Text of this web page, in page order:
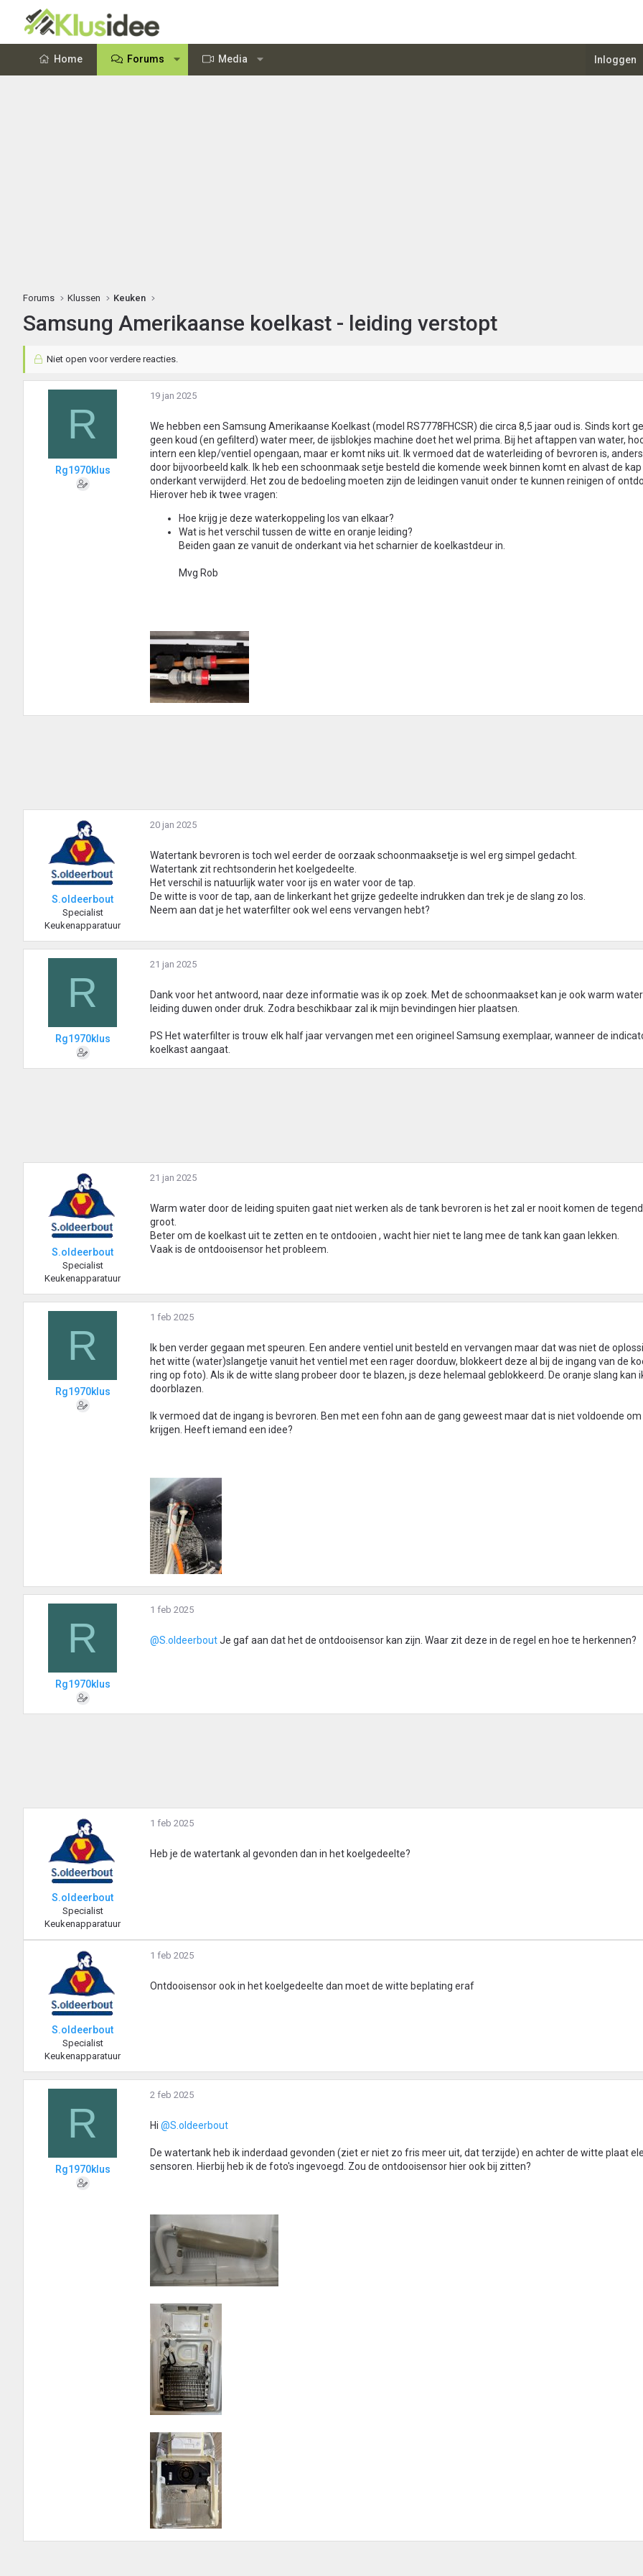
Home Forums Media Inloggen
Forums Klussen Keuken
Samsung Amerikaanse koelkast - leiding verstopt
Niet open voor verdere reacties.
R
Rg1970klus
19 jan 2025
We hebben een Samsung Amerikaanse Koelkast (model RS7778FHCSR) die circa 8,5 jaar oud is. Sinds kort
geen koud (en gefilterd) water meer, de ijsblokjes machine doet het wel prima. Bij het aftappen van water,
intern een klep/ventiel opengaan, maar er komt niks uit. Ik vermoed dat de waterleiding of bevroren is,
door bijvoorbeeld kalk. Ik heb een schoonmaak setje besteld die komende week binnen komt en alvast de
onderkant verwijderd. Het zou de bedoeling moeten zijn de leidingen vanuit onder te kunnen reinigen of
Hierover heb ik twee vragen:
Hoe krijg je deze waterkoppeling los van elkaar?
Wat is het verschil tussen de witte en oranje leiding?
Beiden gaan ze vanuit de onderkant via het scharnier de koelkastdeur in.
Mvg Rob
S.oldeerbout
Specialist
Keukenapparatuur
20 jan 2025
Watertank bevroren is toch wel eerder de oorzaak schoonmaaksetje is wel erg simpel gedacht.
Watertank zit rechtsonderin het koelgedeelte.
Het verschil is natuurlijk water voor ijs en water voor de tap.
De witte is voor de tap, aan de linkerkant het grijze gedeelte indrukken dan trek je de slang zo los.
Neem aan dat je het waterfilter ook wel eens vervangen hebt?
R
Rg1970klus
21 jan 2025
Dank voor het antwoord, naar deze informatie was ik op zoek. Met de schoonmaakset kan je ook warm
leiding duwen onder druk. Zodra beschikbaar zal ik mijn bevindingen hier plaatsen.
PS Het waterfilter is trouw elk half jaar vervangen met een origineel Samsung exemplaar, wanneer de
koelkast aangaat.
S.oldeerbout
Specialist
Keukenapparatuur
21 jan 2025
Warm water door de leiding spuiten gaat niet werken als de tank bevroren is het zal er nooit komen de
groot.
Beter om de koelkast uit te zetten en te ontdooien , wacht hier niet te lang mee de tank kan gaan lekken.
Vaak is de ontdooisensor het probleem.
R
Rg1970klus
1 feb 2025
Ik ben verder gegaan met speuren. Een andere ventiel unit besteld en vervangen maar dat was niet de
het witte (water)slangetje vanuit het ventiel met een rager doorduw, blokkeert deze al bij de ingang van de
ring op foto). Als ik de witte slang probeer door te blazen, js deze helemaal geblokkeerd. De oranje slang kan
doorblazen.
Ik vermoed dat de ingang is bevroren. Ben met een fohn aan de gang geweest maar dat is niet voldoende
krijgen. Heeft iemand een idee?
R
Rg1970klus
1 feb 2025
@S.oldeerboutJe gaf aan dat het de ontdooisensor kan zijn. Waar zit deze in de regel en hoe te herkennen?
S.oldeerbout
Specialist
Keukenapparatuur
1 feb 2025
Heb je de watertank al gevonden dan in het koelgedeelte?
S.oldeerbout
Specialist
Keukenapparatuur
1 feb 2025
Ontdooisensor ook in het koelgedeelte dan moet de witte beplating eraf
R
Rg1970klus
2 feb 2025
Hi @S.oldeerbout
De watertank heb ik inderdaad gevonden (ziet er niet zo fris meer uit, dat terzijde) en achter de witte plaat
sensoren. Hierbij heb ik de foto's ingevoegd. Zou de ontdooisensor hier ook bij zitten?